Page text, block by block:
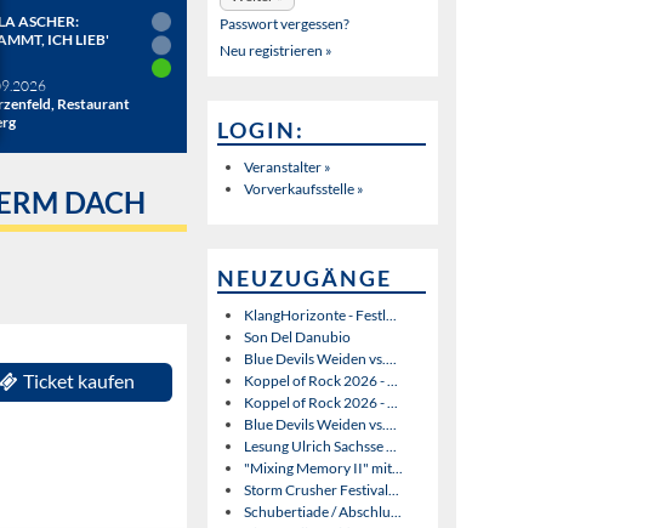
ASCHER:
ICH LIEB'
Restaurant
DACH
Ticket kaufen
Passwort vergessen?
Neu registrieren »
LOGIN:
Veranstalter »
Vorverkaufsstelle »
NEUZUGÄNGE
KlangHorizonte - Festl...
Son Del Danubio
Blue Devils Weiden vs....
Koppel of Rock 2026 - ...
Koppel of Rock 2026 - ...
Blue Devils Weiden vs....
Lesung Ulrich Sachsse ...
"Mixing Memory II" mit...
Storm Crusher Festival...
Schubertiade / Abschlu...